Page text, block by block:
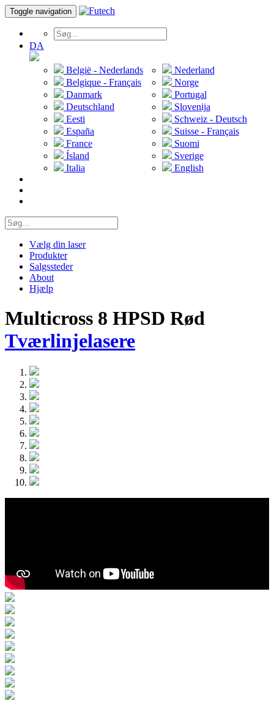
Toggle navigation
DA
België - Nederlands
Belgique - Français
Danmark
Deutschland
Eesti
España
France
Ísland
Italia
Nederland
Norge
Portugal
Slovenija
Schweiz - Deutsch
Suisse - Français
Suomi
Sverige
English
Vælg din laser
Produkter
Salgssteder
About
Hjælp
Multicross 8 HPSD Rød
Tværlinjelasere